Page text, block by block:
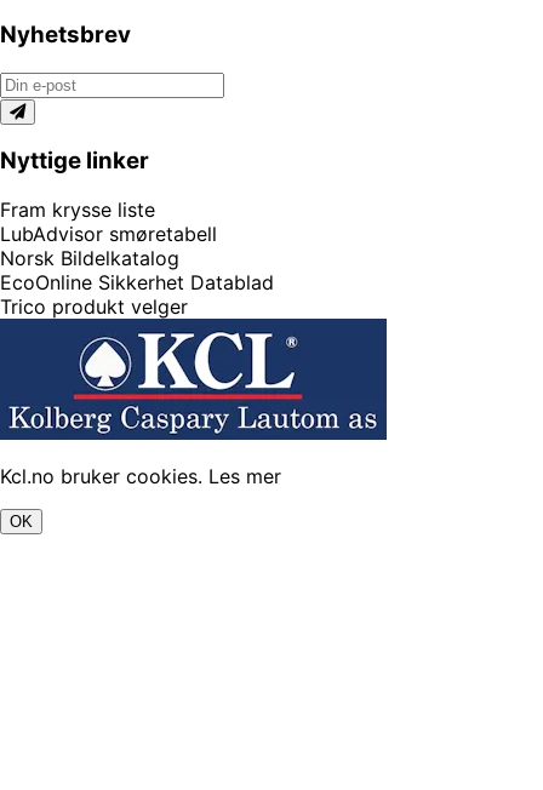
Nyhetsbrev
Nyttige linker
Fram krysse liste
LubAdvisor smøretabell
Norsk Bildelkatalog
EcoOnline Sikkerhet Datablad
Trico produkt velger
Kcl.no bruker cookies. Les mer
OK